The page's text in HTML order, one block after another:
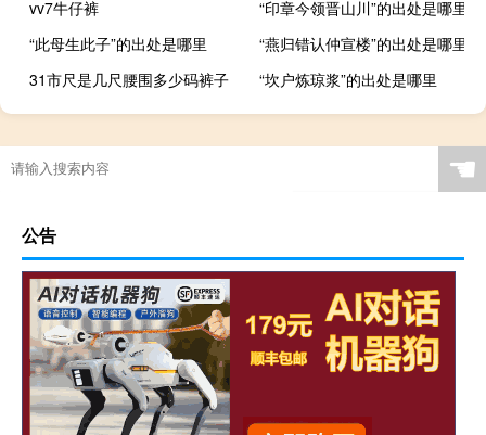
vv7牛仔裤
“印章今领晋山川”的出处是哪里
“此母生此子”的出处是哪里
“燕归错认仲宣楼”的出处是哪里
31市尺是几尺腰围多少码裤子
“坎户炼琼浆”的出处是哪里
☚
公告